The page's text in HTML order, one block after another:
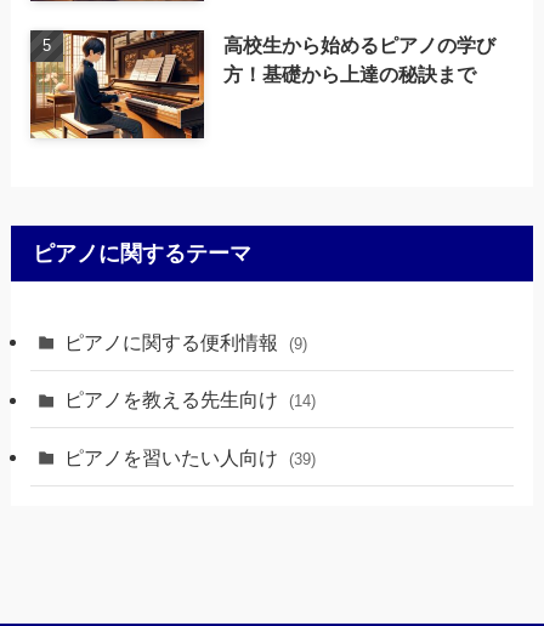
高校生から始めるピアノの学び
方！基礎から上達の秘訣まで
ピアノに関するテーマ
ピアノに関する便利情報 (9)
ピアノを教える先生向け (14)
ピアノを習いたい人向け (39)